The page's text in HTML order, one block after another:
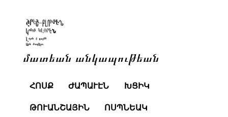
մատեան անկապութեան
ՀՈՍՔ ԺԱՊԱՒԷՆ ԽՑԻԿ
ԹՈՒԱՆՇԱՅԻՆ ՈՍՊՆԵԱԿ